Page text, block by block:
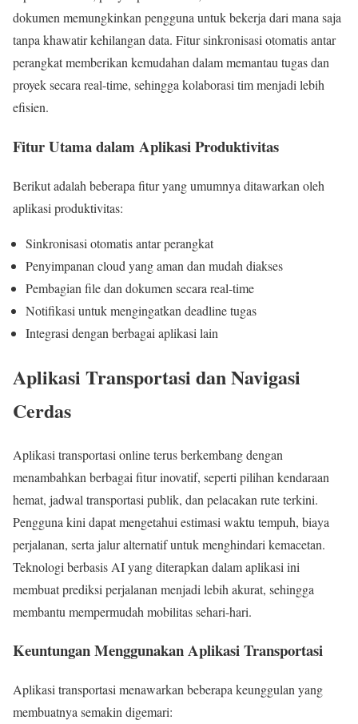
dokumen memungkinkan pengguna untuk bekerja dari mana saja
tanpa khawatir kehilangan data. Fitur sinkronisasi otomatis antar
perangkat memberikan kemudahan dalam memantau tugas dan
proyek secara real-time, sehingga kolaborasi tim menjadi lebih
efisien.
Fitur Utama dalam Aplikasi Produktivitas
Berikut adalah beberapa fitur yang umumnya ditawarkan oleh
aplikasi produktivitas:
Sinkronisasi otomatis antar perangkat
Penyimpanan cloud yang aman dan mudah diakses
Pembagian file dan dokumen secara real-time
Notifikasi untuk mengingatkan deadline tugas
Integrasi dengan berbagai aplikasi lain
Aplikasi Transportasi dan Navigasi
Cerdas
Aplikasi transportasi online terus berkembang dengan
menambahkan berbagai fitur inovatif, seperti pilihan kendaraan
hemat, jadwal transportasi publik, dan pelacakan rute terkini.
Pengguna kini dapat mengetahui estimasi waktu tempuh, biaya
perjalanan, serta jalur alternatif untuk menghindari kemacetan.
Teknologi berbasis AI yang diterapkan dalam aplikasi ini
membuat prediksi perjalanan menjadi lebih akurat, sehingga
membantu mempermudah mobilitas sehari-hari.
Keuntungan Menggunakan Aplikasi Transportasi
Aplikasi transportasi menawarkan beberapa keunggulan yang
membuatnya semakin digemari: